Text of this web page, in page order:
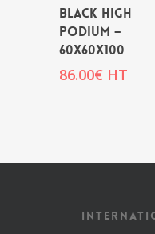
BLACK HIGH
PODIUM –
60x60x100
86.00€ HT